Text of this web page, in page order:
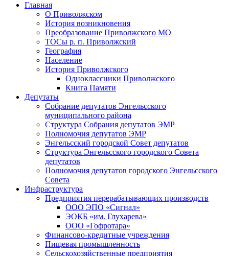
Главная
О Приволжском
История возникновения
Преобразование Приволжского МО
ТОСы р. п. Приволжский
География
Население
История Приволжского
Одноклассники Приволжского
Книга Памяти
Депутаты
Собрание депутатов Энгельсского
муниципального района
Структура Собрания депутатов ЭМР
Полномочия депутатов ЭМР
Энгельсский городской Совет депутатов
Структура Энгельсского городского Совета
депутатов
Полномочия депутатов городского Энгельсского
Совета
Инфраструктура
Предприятия перерабатывающих производств
ООО ЭПО «Сигнал»
ЭОКБ «им. Глухарева»
ООО «Гофротара»
Финансово-кредитные учреждения
Пищевая промышленность
Сельскохозяйственные предприятия